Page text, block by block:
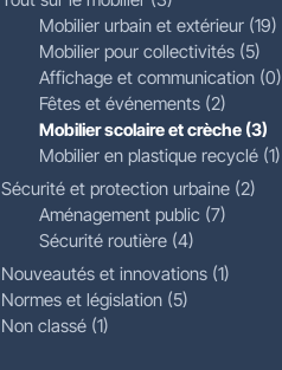
Mobilier urbain et extérieur (19)
Mobilier pour collectivités (5)
Affichage et communication (0)
Fêtes et événements (2)
Mobilier scolaire et crèche (3)
Mobilier en plastique recyclé (1)
Sécurité et protection urbaine (2)
Aménagement public (7)
Sécurité routière (4)
Nouveautés et innovations (1)
Normes et législation (5)
Non classé (1)